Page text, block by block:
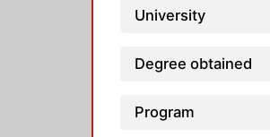
University
Degree obtained
Program